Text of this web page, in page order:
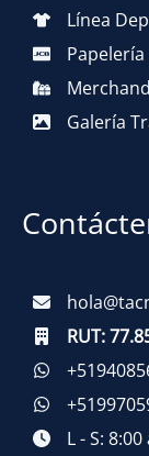
Línea
Papelería
Galería
RUT:
L - S: